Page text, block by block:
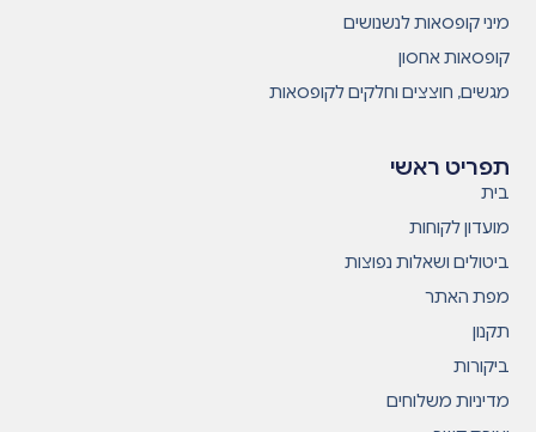
תפריט ראשי
בית
מועדון לקוחות
ביטולים ושאלות נפוצות
מפת האתר
תקנון
ביקורות
מדיניות משלוחים
מיני קופסאות לנשנושים
קופסאות אחסון
מגשים, חוצצים וחלקים לקופסאות